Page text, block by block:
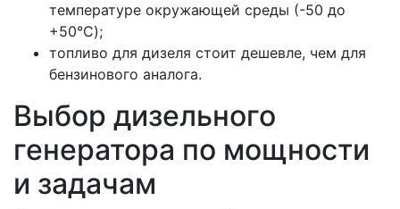
температуре окружающей среды (-50 до
+50°C);
топливо для дизеля стоит дешевле, чем для
бензинового аналога.
Выбор дизельного
генератора по мощности
и задачам